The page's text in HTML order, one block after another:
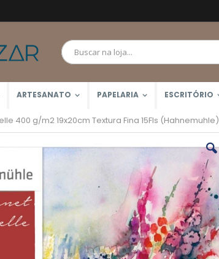
ARTESANATO PAPELARIA ESCRITÓRIO
400 g/m2 19x20cm Textura Fina 15Fls (Hahnemuhle)